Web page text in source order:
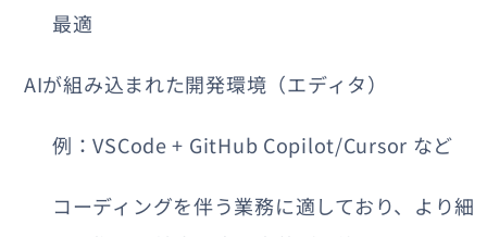
最適
AIが組み込まれた開発環境（エディタ）
例：VSCode + GitHub Copilot/Cursor など
コーディングを伴う業務に適しており、より細